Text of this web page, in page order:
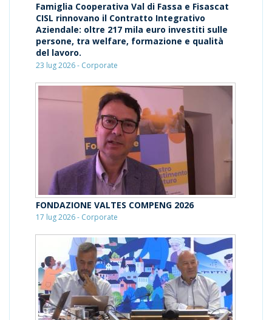
Famiglia Cooperativa Val di Fassa e Fisascat
CISL rinnovano il Contratto Integrativo
Aziendale: oltre 217 mila euro investiti sulle
persone, tra welfare, formazione e qualità
del lavoro.
23 lug 2026 - Corporate
FONDAZIONE VALTES COMPENG 2026
17 lug 2026 - Corporate